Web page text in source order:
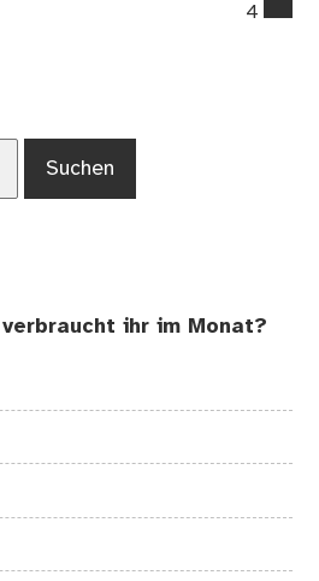
4
ihr im Monat?